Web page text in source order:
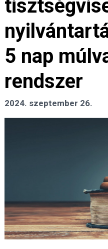
5 nap
rendszer
2024. szeptember 26.